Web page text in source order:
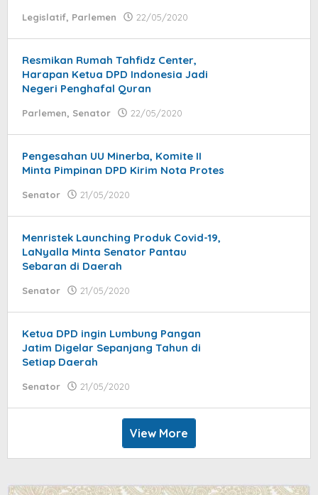
Legislatif, Parlemen 22/05/2020
Resmikan Rumah Tahfidz Center,
Harapan Ketua DPD Indonesia Jadi
Negeri Penghafal Quran
Parlemen, Senator 22/05/2020
Pengesahan UU Minerba, Komite II
Minta Pimpinan DPD Kirim Nota Protes
Senator 21/05/2020
Menristek Launching Produk Covid-19,
LaNyalla Minta Senator Pantau
Sebaran di Daerah
Senator 21/05/2020
Ketua DPD ingin Lumbung Pangan
Jatim Digelar Sepanjang Tahun di
Setiap Daerah
Senator 21/05/2020
View More